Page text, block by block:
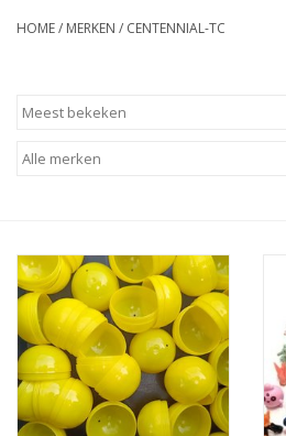
Lege capsules
Speelgoedautomaten
Speelgoedpakketten
HOME/ MERKEN / CENTENNIAL-TC